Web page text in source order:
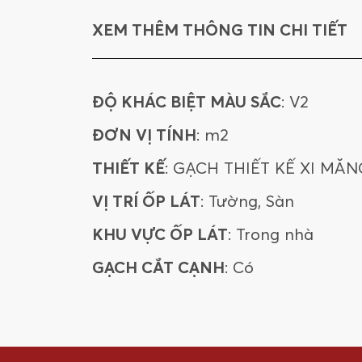
XEM THÊM THÔNG TIN CHI TIẾT
ĐỘ KHÁC BIỆT MÀU SẮC: V2
ĐƠN VỊ TÍNH: m2
THIẾT KẾ: GẠCH THIẾT KẾ XI
VỊ TRÍ ỐP LÁT: Tường, Sàn
KHU VỰC ỐP LÁT: Trong nhà
GẠCH CẮT CẠNH: Có